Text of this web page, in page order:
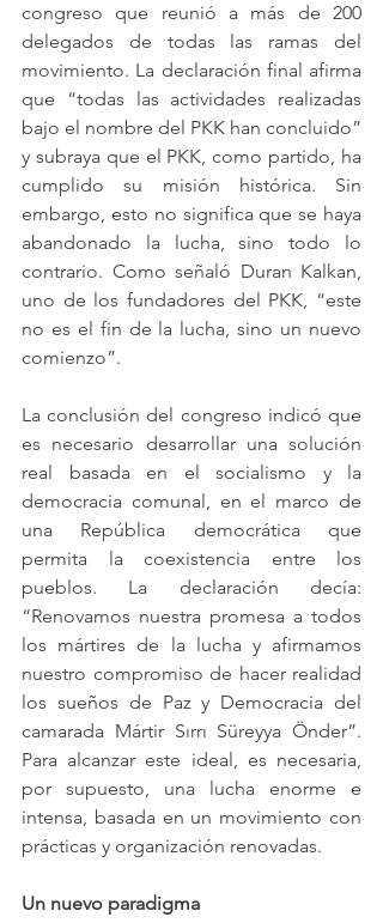
congreso que reunió a más de 200
delegados de todas las ramas del
movimiento. La declaración final afirma
que “todas las actividades realizadas
bajo el nombre del PKK han concluido”
y subraya que el PKK, como partido, ha
cumplido su misión histórica. Sin
embargo, esto no significa que se haya
abandonado la lucha, sino todo lo
contrario. Como señaló Duran Kalkan,
uno de los fundadores del PKK, “este
no es el fin de la lucha, sino un nuevo
comienzo”.
La conclusión del congreso indicó que
es necesario desarrollar una solución
real basada en el socialismo y la
democracia comunal, en el marco de
una República democrática que
permita la coexistencia entre los
pueblos. La declaración decía:
“Renovamos nuestra promesa a todos
los mártires de la lucha y afirmamos
nuestro compromiso de hacer realidad
los sueños de Paz y Democracia del
camarada Mártir Sırrı Süreyya Önder”.
Para alcanzar este ideal, es necesaria,
por supuesto, una lucha enorme e
intensa, basada en un movimiento con
prácticas y organización renovadas.
Un nuevo paradigma